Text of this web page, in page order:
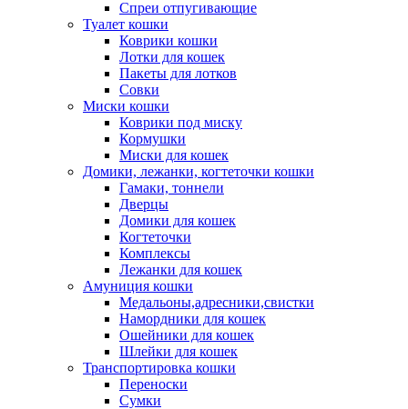
Спреи отпугивающие
Туалет кошки
Коврики кошки
Лотки для кошек
Пакеты для лотков
Совки
Миски кошки
Коврики под миску
Кормушки
Миски для кошек
Домики, лежанки, когтеточки кошки
Гамаки, тоннели
Дверцы
Домики для кошек
Когтеточки
Комплексы
Лежанки для кошек
Амуниция кошки
Медальоны,адресники,свистки
Намордники для кошек
Ошейники для кошек
Шлейки для кошек
Транспортировка кошки
Переноски
Сумки